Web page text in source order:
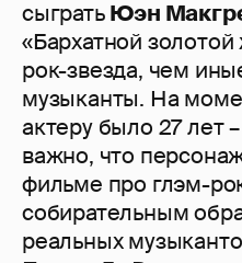
сыгратьЮэн
«Бархатной
рок-звезда, чем
музыканты. На
актеру было 27 лет
важно, что
фильме про глэм-
собирательным
реальных